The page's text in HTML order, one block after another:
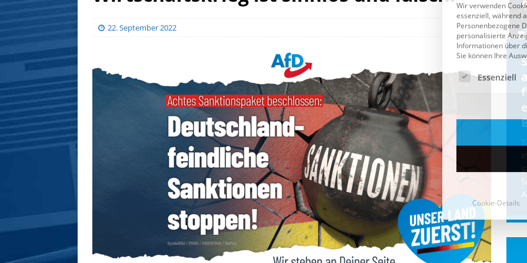
22. September 2022
CDU & Ampel wollen nach
der Wahl wieder Afghanen
einfliegen: Zeit für ein
Asylmoratorium!
Die Bundesregierung und die CDU
halten die Wähler für dumm! Weil die
Stimmung wegen der von Afghanen
verübten Anschläge kippte, wurden die
Flüge vor der[...]
Cookie-Details